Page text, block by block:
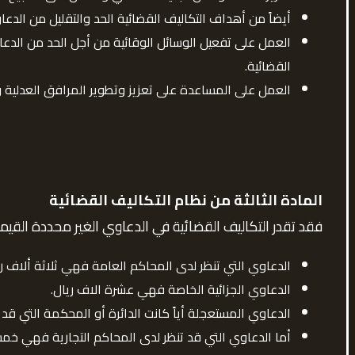
أيضاً من أهداف التكاليف القضائية الحد والتقليل من
العمل على تفعيل الوسائل الوقائية من أجل الحد من
القضائية.
العمل على المساعدة على تعزيز وتطوير المرافق
المادة الثالثةمن نظام التكاليف القضائية
فقد تقدر التكاليف القضائية في الدعاوي الغير محددة
الدعاوي التي تنظر لدى المحاكم العامة فهي ثلاثة ألاف
الدعاوي الجزائية الخاصة فهي عشرة الاف ريال.
الدعاوي المستعجلة أياً كانت الدائرة أو المحكمة التي قد
أما الدعاوي التي قد تنظر لدى المحاكم التجارية فهي